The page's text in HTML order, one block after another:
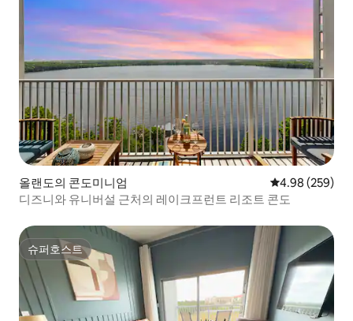
올랜도의 콘도미니엄 평점 4.98점(5
4.98 (259)
디즈니와 유니버설 근처의 레이크프런트 리조트 콘도
슈퍼호스트
슈퍼호스트